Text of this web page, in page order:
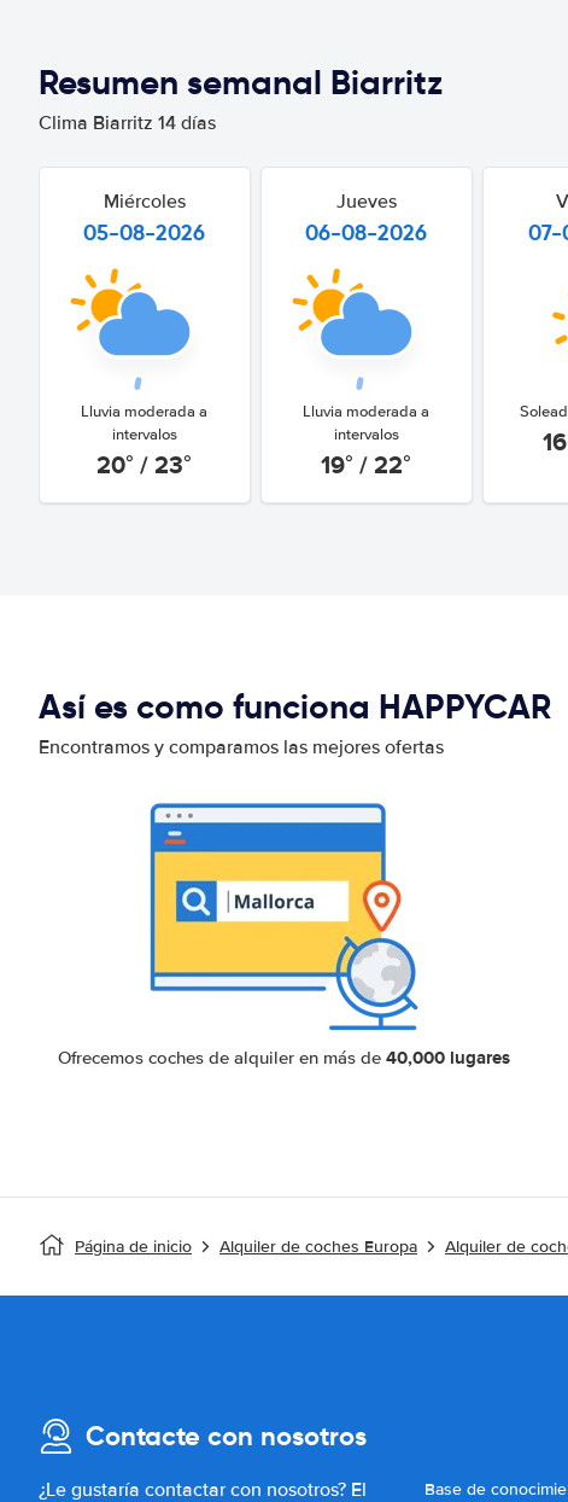
Resumen semanal Biarritz
Clima Biarritz 14 días
Miércoles
05-08-2026
Lluvia moderada a
intervalos
20° / 23°
Jueves
06-08-2026
Lluvia moderada a
intervalos
19° / 22°
07-
Así es como funciona HAPPYCAR
Encontramos y comparamos las mejores ofertas
Ofrecemos coches de alquiler en más de 40,000 lugares
Página de inicio Alquiler de coches Europa Alquiler de
Contacte con nosotros
¿Le gustaría contactar con nosotros? El Base de